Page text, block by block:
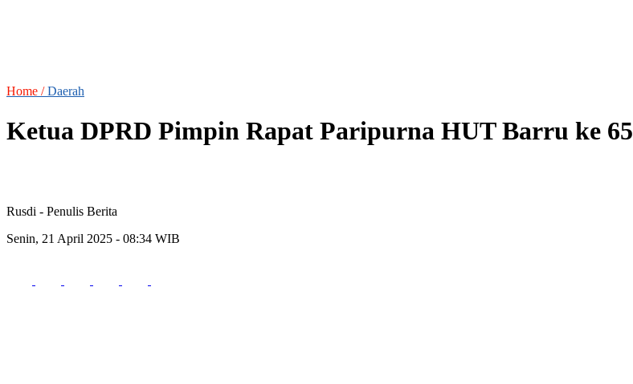
Home /Daerah
Ketua DPRD Pimpin Rapat Paripurna HUT Barru ke 65
Rusdi - Penulis Berita
Senin, 21 April 2025 - 08:34 WIB